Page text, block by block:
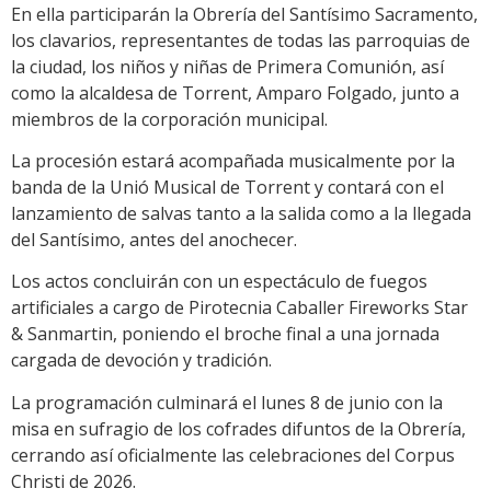
En ella participarán la Obrería del Santísimo Sacramento,
los clavarios, representantes de todas las parroquias de
la ciudad, los niños y niñas de Primera Comunión, así
como la alcaldesa de Torrent, Amparo Folgado, junto a
miembros de la corporación municipal.
La procesión estará acompañada musicalmente por la
banda de la Unió Musical de Torrent y contará con el
lanzamiento de salvas tanto a la salida como a la llegada
del Santísimo, antes del anochecer.
Los actos concluirán con un espectáculo de fuegos
artificiales a cargo de Pirotecnia Caballer Fireworks Star
& Sanmartin, poniendo el broche final a una jornada
cargada de devoción y tradición.
La programación culminará el lunes 8 de junio con la
misa en sufragio de los cofrades difuntos de la Obrería,
cerrando así oficialmente las celebraciones del Corpus
Christi de 2026.